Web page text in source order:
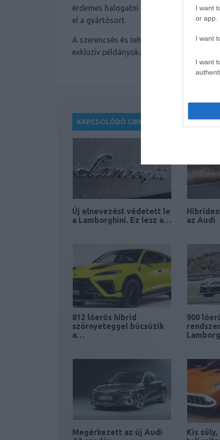
I want
or app.
I want
I want
érdemes halogatni a rendelést: a
el a gyártósort.
A szerencsés és tehetős vásárlóknak
exkluzív példányokat
KAPCSOLÓDÓ CIKKEK
Új elnevezést védetett le
a Lamborghini. Ez lesz a…
az Audi
812 lóerős hibrid
szörnyeteggel búcsúzik
a…
900
Megérkezett az új Audi
Kis